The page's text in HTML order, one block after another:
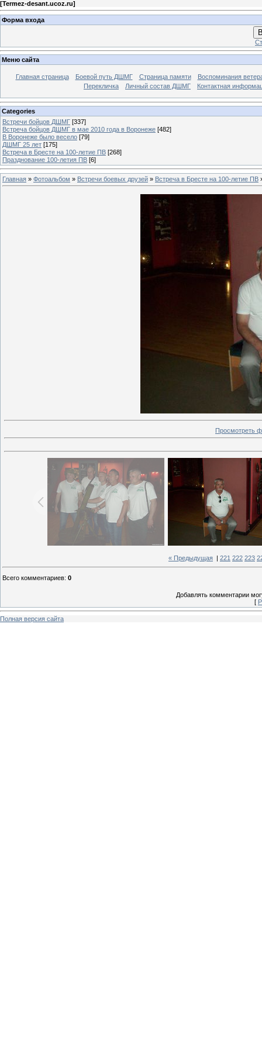
[Termez-desant.ucoz.ru]
Форма входа
Меню сайта
Главная страница Боевой путь ДШМГ Страница памяти
Воспоминания
Перекличка
Личный состав ДШМГ Контактная
Categories
Встречи бойцов ДШМГ [337]
Встреча бойцов ДШМГ в мае 2010 года в Воронеже [482]
В Воронеже было весело [79]
ДШМГ 25 лет [175]
Встреча в Бресте на 100-летие ПВ [268]
Празднование 100-летия ПВ [6]
Главная » Фотоальбом » Встречи боевых друзей » Встреча в Бресте на 100-летие ПВ
Просмотреть
« Предыдущая 221 222 223
Всего комментариев: 0
Добавлять комментарии
[
Полная версия сайта